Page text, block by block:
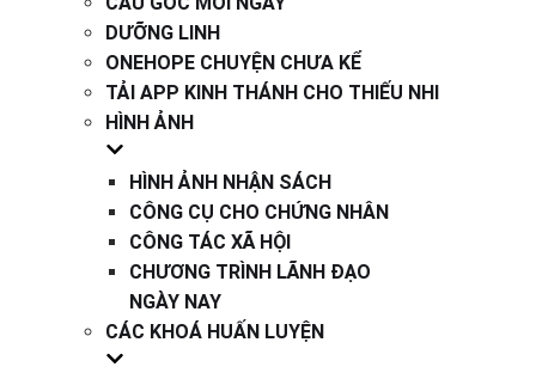
DƯỠNG LINH
ONEHOPE CHUYỆN CHƯA KỂ
TẢI APP KINH THÁNH CHO THIẾU NHI
HÌNH ẢNH
HÌNH ẢNH NHẬN SÁCH
CÔNG CỤ CHO CHỨNG NHÂN
CÔNG TÁC XÃ HỘI
CHƯƠNG TRÌNH LÃNH ĐẠO
NGÀY NAY
CÁC KHOÁ HUẤN LUYỆN